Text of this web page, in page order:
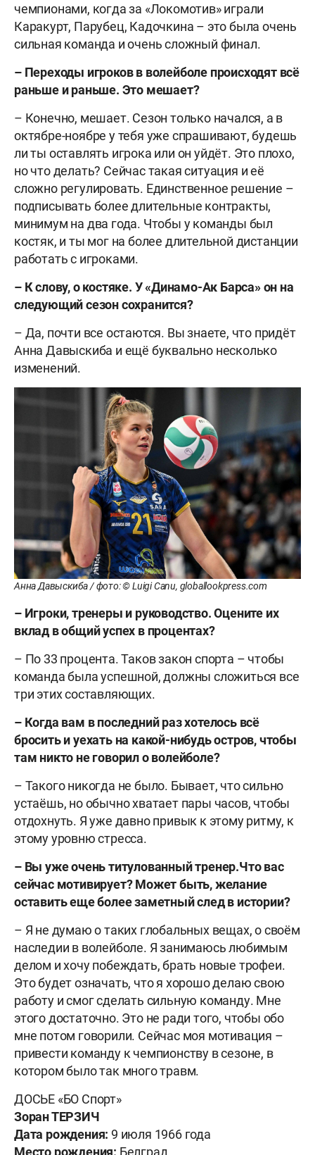
чемпионами, когда за «Локомотив» играли
Каракурт, Парубец, Кадочкина – это была очень
сильная команда и очень сложный финал.
– Переходы игроков в волейболе происходят всё
раньше и раньше. Это мешает?
– Конечно, мешает. Сезон только начался, а в
октябре-ноябре у тебя уже спрашивают, будешь
ли ты оставлять игрока или он уйдёт. Это плохо,
но что делать? Сейчас такая ситуация и её
сложно регулировать. Единственное решение –
подписывать более длительные контракты,
минимум на два года. Чтобы у команды был
костяк, и ты мог на более длительной дистанции
работать с игроками.
– К слову, о костяке. У «Динамо-Ак Барса» он на
следующий сезон сохранится?
– Да, почти все остаются. Вы знаете, что придёт
Анна Давыскиба и ещё буквально несколько
изменений.
Анна Давыскиба / фото: © Luigi Canu, globallookpress.com
– Игроки, тренеры и руководство. Оцените их
вклад в общий успех в процентах?
– По 33 процента. Таков закон спорта – чтобы
команда была успешной, должны сложиться все
три этих составляющих.
– Когда вам в последний раз хотелось всё
бросить и уехать на какой-нибудь остров, чтобы
там никто не говорил о волейболе?
– Такого никогда не было. Бывает, что сильно
устаёшь, но обычно хватает пары часов, чтобы
отдохнуть. Я уже давно привык к этому ритму, к
этому уровню стресса.
– Вы уже очень титулованный тренер.Что вас
сейчас мотивирует? Может быть, желание
оставить еще более заметный след в истории?
– Я не думаю о таких глобальных вещах, о своём
наследии в волейболе. Я занимаюсь любимым
делом и хочу побеждать, брать новые трофеи.
Это будет означать, что я хорошо делаю свою
работу и смог сделать сильную команду. Мне
этого достаточно. Это не ради того, чтобы обо
мне потом говорили. Сейчас моя мотивация –
привести команду к чемпионству в сезоне, в
котором было так много травм.
ДОСЬЕ «БО Спорт»
Зоран ТЕРЗИЧ
Дата рождения: 9 июля 1966 года